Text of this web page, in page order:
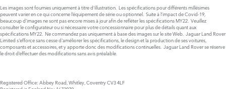
Les images sont fournies uniquement à titre d'illustration. Les spécifications pour différents millésimes
peuvent varier en ce qui concerne l’équipement de série ou optionnel. Suite à l’impact de Covid-19,
beaucoup d’images ne sont pas encore mises à jour afin de refléter les spécifications MY22. Veuillez
consulter le configurateur ou si nécessaire votre concessionnaire pour plus de détails quant aux
spécifications MY22. Ne commandez pas uniquement à base des images sur le site Web. Jaguar Land Rover
Limited s'efforce sans cesse d'améliorer les spécifications, le design et la production de ses voitures,
composants et accessoires, et y apporte donc des modifications continuelles. Jaguar Land Rover se réserve
le droit d’effectuer des modifications sans avis préalable.
Registered Office: Abbey Road, Whitley, Coventry CV3 4LF